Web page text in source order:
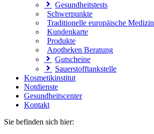
Gesundheitstests
Schwerpunkte
Traditionelle europäische Medizin
Kundenkarte
Produkte
Apotheken Beratung
Gutscheine
Sauerstofftankstelle
Kosmetikinstitut
Notdienste
Gesundheitscenter
Kontakt
Sie befinden sich hier: